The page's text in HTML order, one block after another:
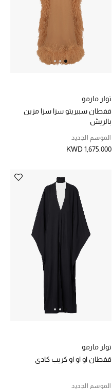
تولر مارمو
قفطان سبيريتو سزا سزا مزين
بالريش
الموسم الجديد
KWD 1,675.000
تولر مارمو
قفطان او او او كريب كادي
الموسم الجديد